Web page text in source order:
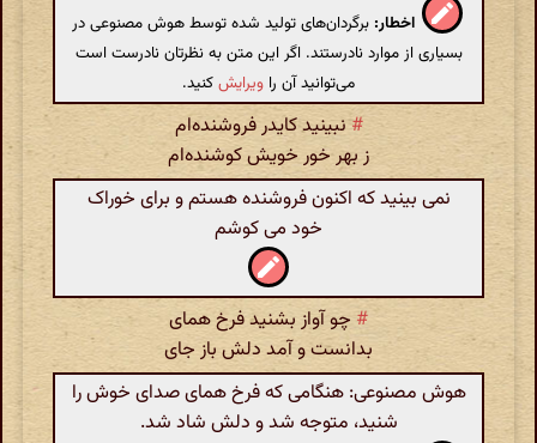
اخطار: برگردان‌های تولید شده توسط هوش مصنوعی در
بسیاری از موارد نادرستند. اگر این متن به نظرتان نادرست است
می‌توانید آن را ویرایشکنید.
#نبینید کایدر فروشنده‌ام
ز بهر خور خویش کوشنده‌ام
نمی بینید که اکنون فروشنده هستم و برای خوراک
خود می کوشم
# چو آواز بشنید فرخ همای
بدانست و آمد دلش باز جای
هوش مصنوعی: هنگامی که فرخ همای صدای خوش را
شنید، متوجه شد و دلش شاد شد.